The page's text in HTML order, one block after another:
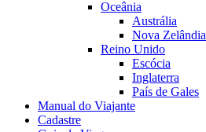
Oceânia
Austrália
Nova Zelândia
Reino Unido
Escócia
Inglaterra
País de Gales
Manual do Viajante
Cadastre